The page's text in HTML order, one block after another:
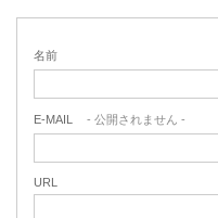
名前
E-MAIL - 公開されません -
URL